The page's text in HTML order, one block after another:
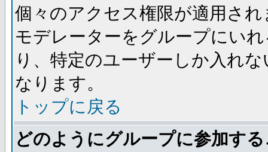
個々のアクセス権限が適用さ
モデレーターをグループにい
り、特定のユーザーしか入れ
なります。
トップに戻る
どのようにグループに参加す